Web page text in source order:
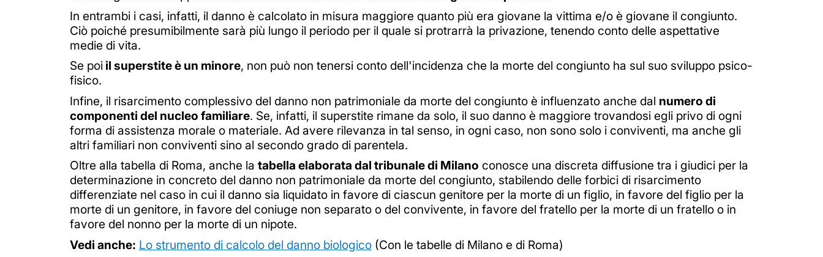
In entrambi i casi, infatti, il danno è calcolato in misura maggiore quanto più era giovane la vittima e/o è giovane il congiunto.
Ciò poiché presumibilmente sarà più lungo il periodo per il quale si protrarrà la privazione, tenendo conto delle aspettative
medie di vita.
Se poi il superstite è un minore, non può non tenersi conto dell'incidenza che la morte del congiunto ha sul suo sviluppo psico-
fisico.
Infine, il risarcimento complessivo del danno non patrimoniale da morte del congiunto è influenzato anche dal numero di
componenti del nucleo familiare. Se, infatti, il superstite rimane da solo, il suo danno è maggiore trovandosi egli privo di ogni
forma di assistenza morale o materiale. Ad avere rilevanza in tal senso, in ogni caso, non sono solo i conviventi, ma anche gli
altri familiari non conviventi sino al secondo grado di parentela.
Oltre alla tabella di Roma, anche la tabella elaborata dal tribunale di Milano conosce una discreta diffusione tra i giudici per la
determinazione in concreto del danno non patrimoniale da morte del congiunto, stabilendo delle forbici di risarcimento
differenziate nel caso in cui il danno sia liquidato in favore di ciascun genitore per la morte di un figlio, in favore del figlio per la
morte di un genitore, in favore del coniuge non separato o del convivente, in favore del fratello per la morte di un fratello o in
favore del nonno per la morte di un nipote.
Vedi anche: Lo strumento di calcolo del danno biologico (Con le tabelle di Milano e di Roma)